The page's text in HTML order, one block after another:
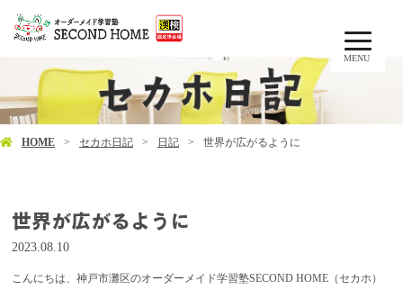
MENU
HOME セカホ日記 日記 世界が広がるように
世界が広がるように
2023.08.10
こんにちは、神戸市灘区のオーダーメイド学習塾SECOND HOME（セカホ）